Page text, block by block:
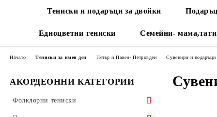
Тениски и подаръци за двойки
Едноцветни тениски Семейни-
АКОРДЕОННИ КАТЕГОРИИ
Фолклорни тениски
Начало Тениски за имен ден Петър и Павел- Петровден Сувенири и подаръци